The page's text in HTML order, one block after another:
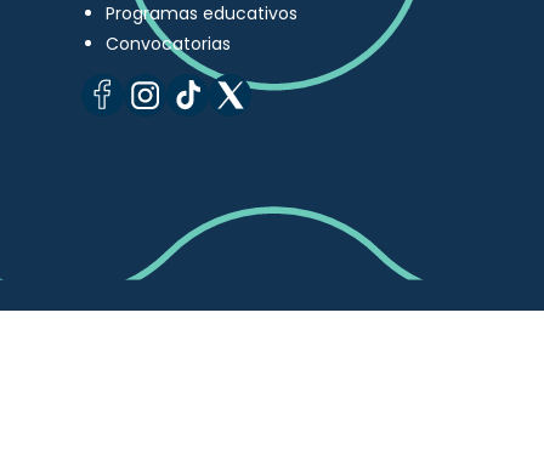
Programas educativos
Convocatorias